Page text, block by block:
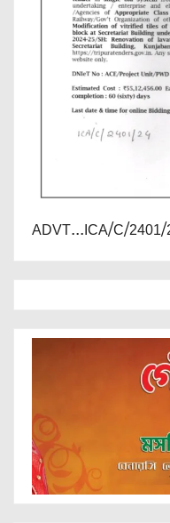
ADVT...ICA/C/2401/